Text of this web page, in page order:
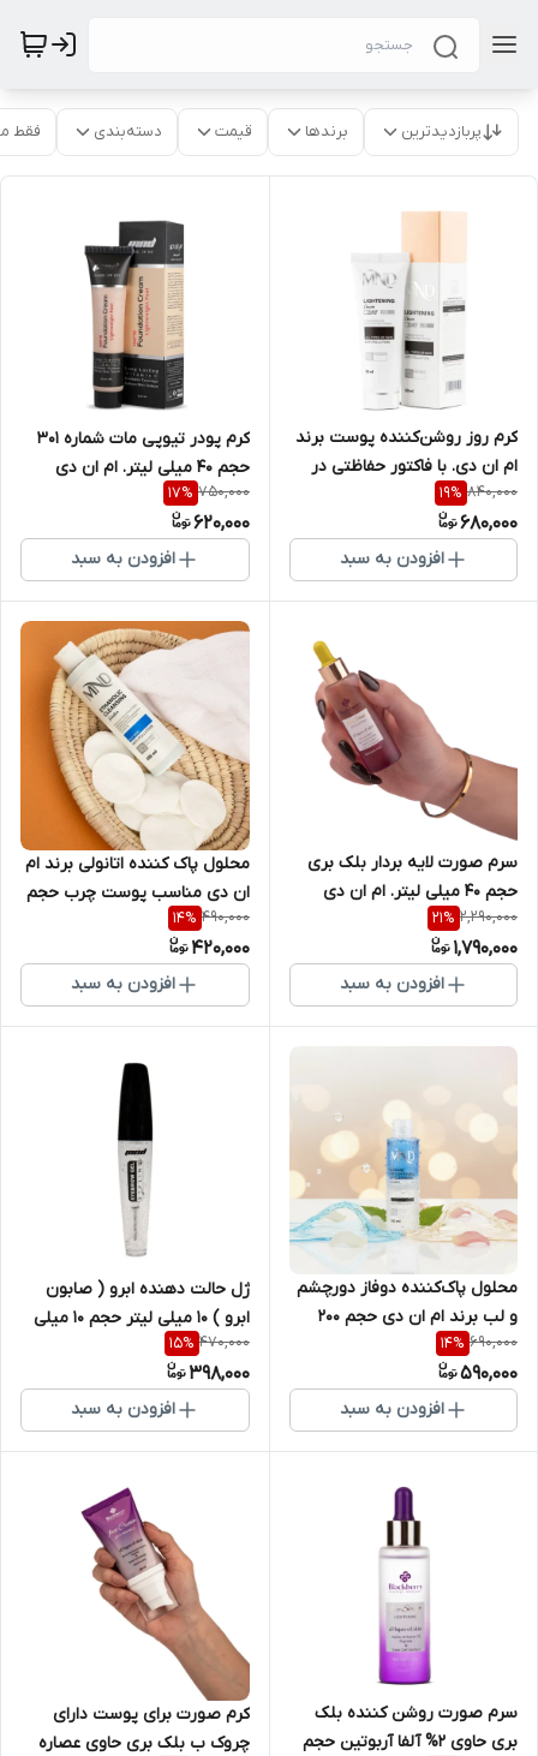
پربازدیدترین برندها قیمت دسته‌بندی فقط
کرم روز روشن‌کننده پوست برند
ام ان دی. با فاکتور حفاظتی در
پوست حجم 50 میلی لیتر
840,000
19%
680,000
افزودن به سبد
کرم پودر تیوپی مات شماره 301
حجم 40 میلی لیتر. ام ان دی
750,000
17%
620,000
افزودن به سبد
سرم صورت لایه بردار بلک بری
حجم 40 میلی لیتر. ام ان دی
2,290,000
21%
1,790,000
افزودن به سبد
محلول پاک کننده اتانولی برند ام
ان دی مناسب پوست چرب حجم
200 میلی لیتر
490,000
14%
420,000
افزودن به سبد
محلول پاک‌کننده دوفاز دورچشم
و لب برند ام ان دی حجم 200
میلی لیتر
690,000
14%
590,000
افزودن به سبد
ژل حالت دهنده ابرو ( صابون
ابرو ) 10 میلی لیتر حجم 10 میلی
لیتر برند ام ان دی
470,000
15%
398,000
افزودن به سبد
سرم صورت روشن کننده بلک
بری حاوی 2% آلفا آربوتین حجم
کرم صورت برای پوست دارای
چروک ب بلک بری حاوی عصاره